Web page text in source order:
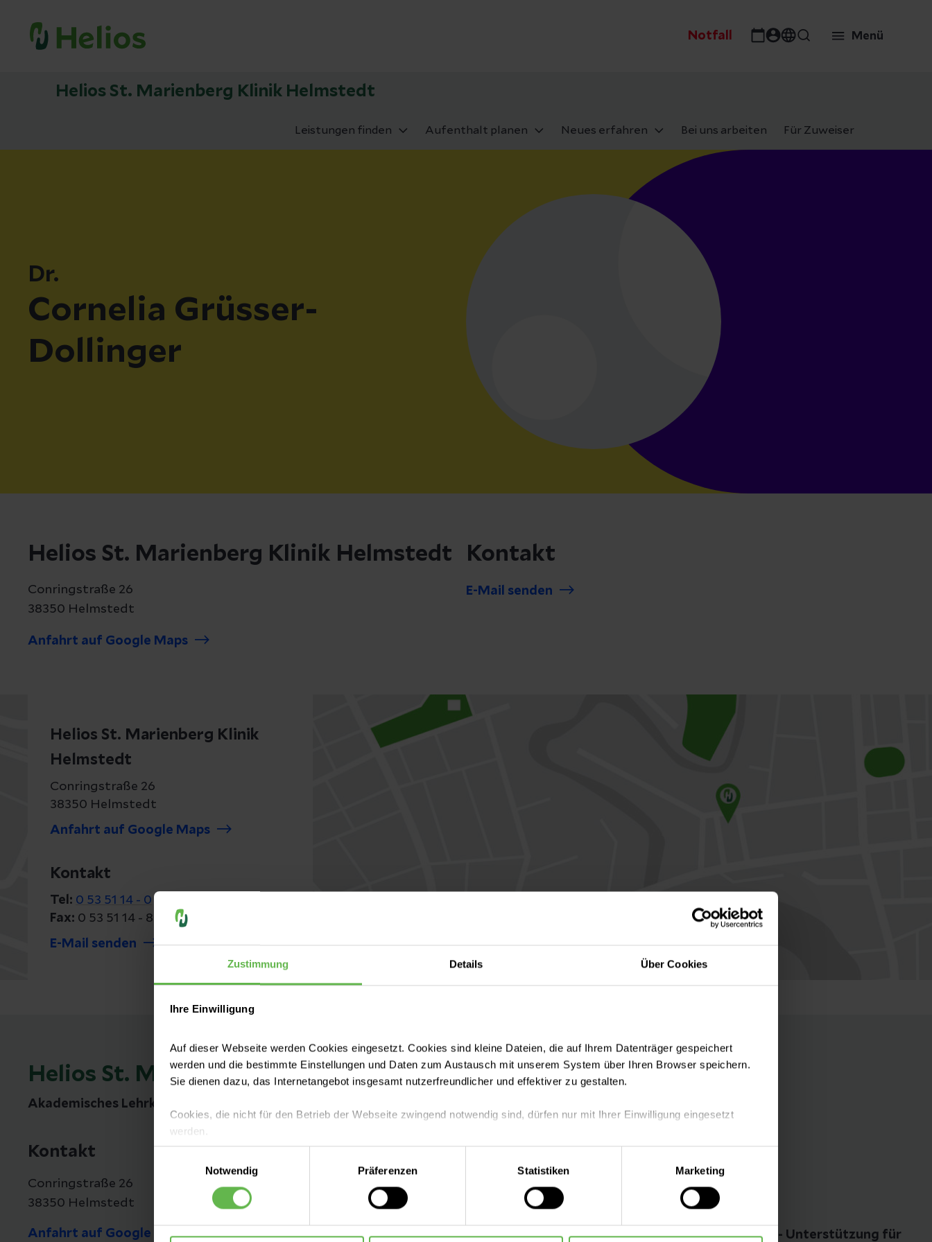
Zustimmung Details Über Cookies
Ihre Einwilligung
Auf dieser Webseite werden Cookies eingesetzt. Cookies sind kleine Dateien, die auf Ihrem Datenträger gespeichert
werden und die bestimmte Einstellungen und Daten zum Austausch mit unserem System über Ihren Browser speichern.
Sie dienen dazu, das Internetangebot insgesamt nutzerfreundlicher und effektiver zu gestalten.
Cookies, die nicht für den Betrieb der Webseite zwingend notwendig sind, dürfen nur mit Ihrer Einwilligung eingesetzt
werden.
Es steht Ihnen frei, unsere Seite mit nur den notwendigen Cookies zu benutzen, eine individuelle Auswahl hinsichtlich der
nicht notwendigen Cookies zu treffen oder durch Auswahl von „Alle Cookies akzeptieren“ in die Verwendung aller Cookies
einzuwilligen. Ihre Auswahlentscheidung können Sie jederzeit ändern oder widerrufen.
Notwendig
Präferenzen Statistiken Marketing
Notfall Menü
Helios St. Marienberg Klinik Helmstedt
Leistungen finden Aufenthalt planen Neues erfahren Bei uns arbeiten Für Zuweiser
Dr.
Cornelia Grüsser-
Dollinger
Helios St. Marienberg Klinik Helmstedt
Conringstraße 26
38350 Helmstedt
Anfahrt auf Google Maps
Kontakt
E-Mail senden
Helios St. Marienberg Klinik
Helmstedt
Conringstraße 26
38350 Helmstedt
Anfahrt auf Google Maps
Kontakt
Tel: 0 53 51 14 - 0
Fax: 0 53 51 14 - 88 88
E-Mail senden
Helios St. Marienberg Klinik Helmstedt
Akademisches Lehrkrankenhaus der Otto-von Guericke-Universität Magdeburg
Kontakt
Conringstraße 26
38350 Helmstedt
Anfahrt auf Google Maps
Leistungen finden
Ihre Ansprechpartner
Folgen Sie uns
Entlassungsmanagement - Unterstützung für